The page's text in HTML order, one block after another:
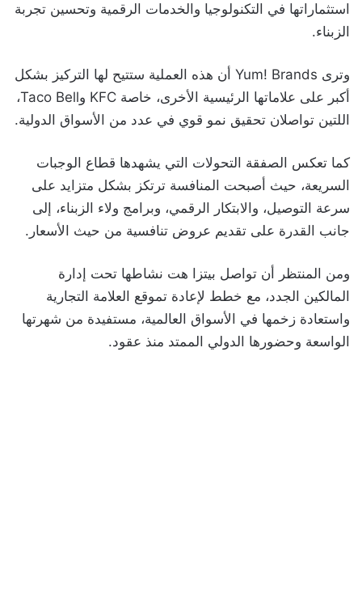
استثماراتها في التكنولوجيا والخدمات الرقمية وتحسين تجربة
الزبناء.
وترى Yum! Brands أن هذه العملية ستتيح لها التركيز بشكل
أكبر على علاماتها الرئيسية الأخرى، خاصة KFC وTaco Bell،
اللتين تواصلان تحقيق نمو قوي في عدد من الأسواق الدولية.
كما تعكس الصفقة التحولات التي يشهدها قطاع الوجبات
السريعة، حيث أصبحت المنافسة ترتكز بشكل متزايد على
سرعة التوصيل، والابتكار الرقمي، وبرامج ولاء الزبناء، إلى
جانب القدرة على تقديم عروض تنافسية من حيث الأسعار.
ومن المنتظر أن تواصل بيتزا هت نشاطها تحت إدارة
المالكين الجدد، مع خطط لإعادة تموقع العلامة التجارية
واستعادة زخمها في الأسواق العالمية، مستفيدة من شهرتها
الواسعة وحضورها الدولي الممتد منذ عقود.